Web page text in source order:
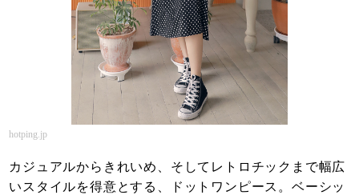
hotping.jp
カジュアルからきれいめ、そしてレトロチックまで幅広
いスタイルを得意とする、ドットワンピース。ベーシッ